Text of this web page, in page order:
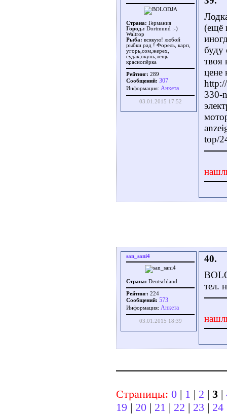
Страна: Германия
Город.: Dortmund :-)
Waltrop
Рыба: всякую! любой
рыбки рад ! Форель, карп,
угорь,сом,жерех,
судак,окунь,лещь
краснопёрка
Рейтинг: 289
Сообщений: 307
Информация: Aнкета
03.01.2015 17:52
(ещё
буду
твоя
цене
330-
top/
san_sani4
Страна: Deutschland
Рейтинг: 224
Сообщений: 573
Информация: Aнкета
03.01.2015 18:39
40.
тел.
Страницы: 0 | 1 | 2 | 3 |
19 | 20 | 21 | 22 | 23 | 24